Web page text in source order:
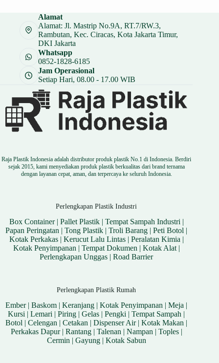
Alamat
Alamat: Jl. Mastrip No.9A, RT.7/RW.3,
Rambutan, Kec. Ciracas, Kota Jakarta Timur,
DKI Jakarta
Whatsapp
0852-1828-6185
Jam Operasional
Setiap Hari, 08.00 - 17.00 WIB
Raja Plastik Indonesia adalah distributor produk plastik No.1 di Indonesia. Berdiri
sejak 2015, kami menyediakan produk plastik berkualitas dari brand ternama
dengan layanan cepat, aman, dan terpercaya ke seluruh Indonesia.
Perlengkapan Plastik Industri
Box Container| Pallet Plastik| Tempat Sampah Industri |
Papan Peringatan |Tong Plastik |Troli Barang |Peti Botol |
Kotak Perkakas| Kerucut Lalu Lintas| Peralatan Kimia |
Kotak Penyimpanan | Tempat Dokumen | Kotak Alat|
Perlengkapan Unggas |Road Barrier
Perlengkapan Plastik Rumah
Ember|Baskom |Keranjang |Kotak Penyimpanan |Meja |
Kursi |Lemari |Piring |Gelas |Pengki |Tempat Sampah |
Botol |Celengan |Cetakan |Dispenser Air|Kotak Makan |
Perkakas Dapur| Rantang| Talenan | Nampan | Toples|
Cermin | Gayung| Kotak Sabun